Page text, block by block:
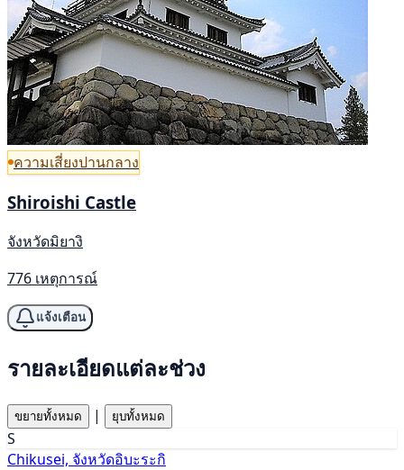
ความเสี่ยงปานกลาง
Shiroishi Castle
จังหวัดมิยางิ
776 เหตุการณ์
แจ้งเตือน
รายละเอียดแต่ละช่วง
ขยายทั้งหมด | ยุบทั้งหมด
S
Chikusei, จังหวัดอิบะระกิ